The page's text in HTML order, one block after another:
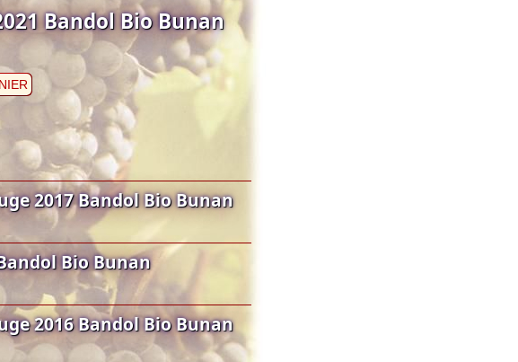
Bandol Bio Bunan
2017 Bandol Bio Bunan
Bio Bunan
2016 Bandol Bio Bunan